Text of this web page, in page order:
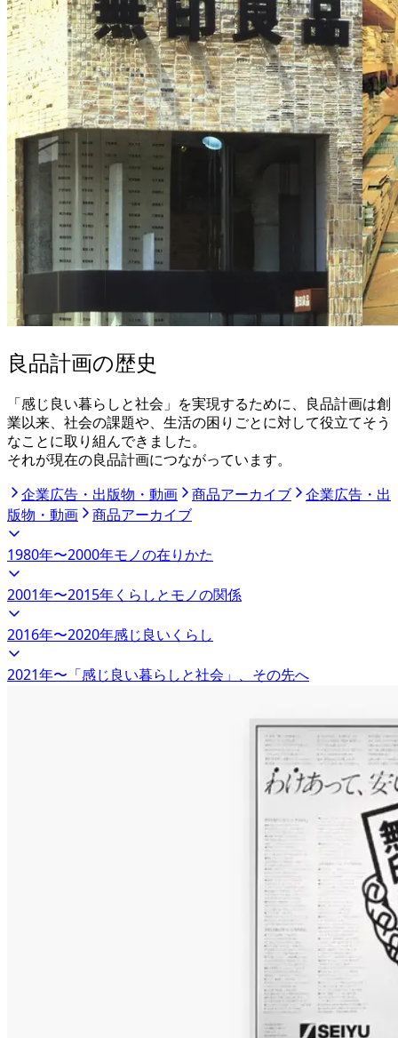
良品計画の歴史
「感じ良い暮らしと社会」を実現するために、良品計画は創
業以来、社会の課題や、生活の困りごとに対して役立てそう
なことに取り組んできました。
それが現在の良品計画につながっています。
企業広告・出版物・動画 商品アーカイブ
企業広告・出
版物・動画
商品アーカイブ
1980年〜2000年モノの在りかた
2001年〜2015年くらしとモノの関係
2016年〜2020年感じ良いくらし
2021年〜 「感じ良い暮らしと社会」、その先へ